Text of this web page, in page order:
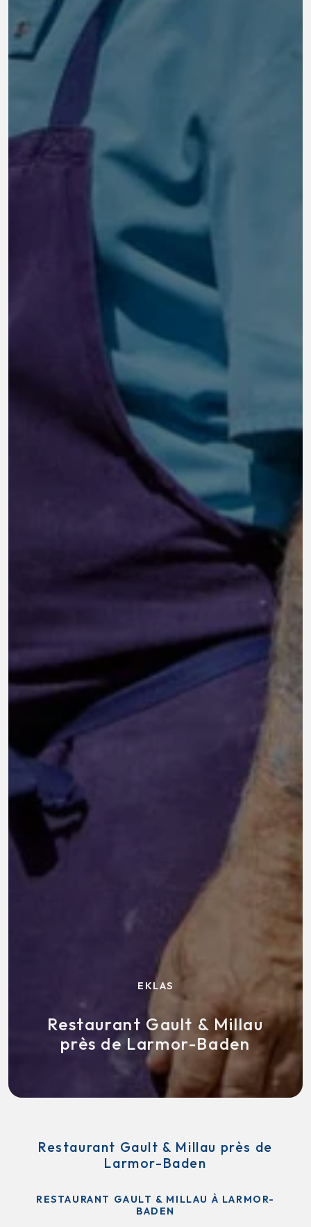
Restaurant Gault & Millau
près de Larmor-Baden
EKLAS
Restaurant Gault & Millau près de
Larmor-Baden
RESTAURANT GAULT & MILLAU À LARMOR-
BADEN